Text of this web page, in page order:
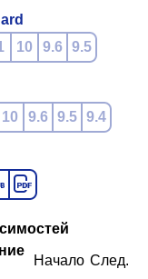
10 9.6 9.5
10 9.6 9.5 9.4
Начало След.